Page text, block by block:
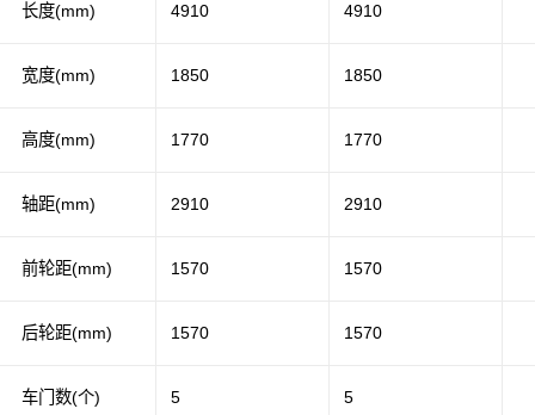
长度(mm)
宽度(mm)
高度(mm)
轴距(mm)
前轮距(mm)
后轮距(mm)
车门数(个)
4910 4910
1850 1850
1770 1770
2910 2910
1570 1570
1570 1570
5 5